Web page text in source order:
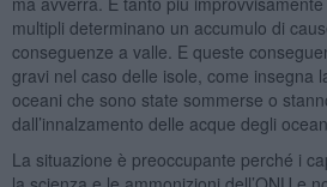
multipli determinano un accumulo di
conseguenze a valle. E queste
gravi nel caso delle isole, come insegna
oceani che sono state sommerse o
dall’innalzamento delle acque degli
La situazione è preoccupante perché i